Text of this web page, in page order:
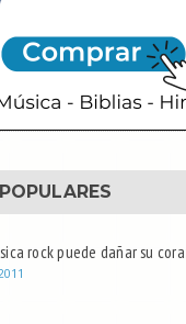
rock puede dañar su